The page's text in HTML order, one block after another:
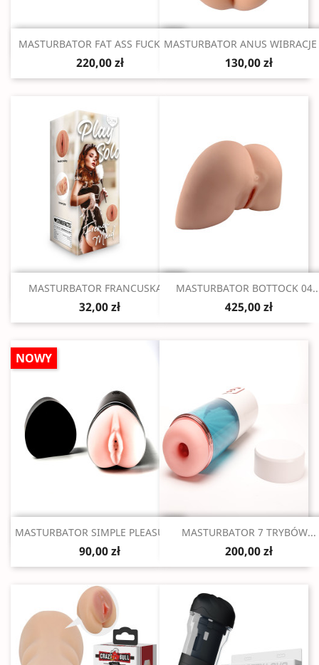
Szybki podgląd
MASTURBATOR FAT ASS FUCKER...
220,00 zł
Szybki podgląd
MASTURBATOR ANUS
130,00 zł
Szybki podgląd
MASTURBATOR FRANCUSKA...
32,00 zł
Szybki podgląd
MASTURBATOR BOTTOCK
425,00 zł
Szybki podgląd
MASTURBATOR SIMPLE PLEASURE...
90,00 zł
NOWY
Szybki podgląd
MASTURBATOR 7 TRYBÓW...
200,00 zł